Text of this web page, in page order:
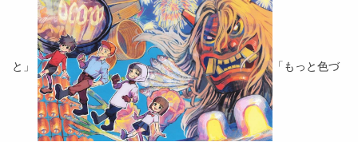
と」 「もっと色づ